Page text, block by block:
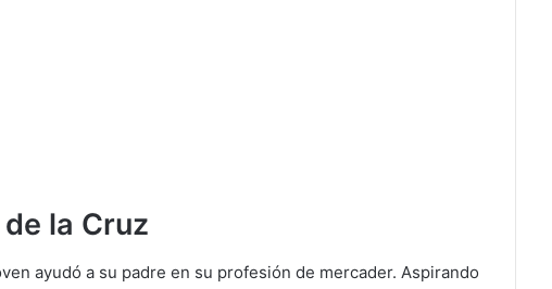
la Cruz
ayudó a su padre en su profesión de mercader. Aspirando